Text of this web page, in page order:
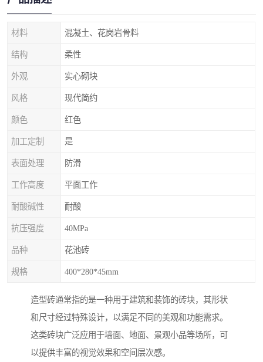
材料 混凝土、花岗岩骨料
结构 柔性
外观 实心砌块
风格 现代简约
颜色 红色
加工定制 是
表面处理 防滑
工作高度 平面工作
耐酸碱性 耐酸
抗压强度 40MPa
品种 花池砖
规格 400*280*45mm
造型砖通常指的是一种用于建筑和装饰的砖块，其形状
和尺寸经过特殊设计，以满足不同的美观和功能需求。
这类砖块广泛应用于墙面、地面、景观小品等场所，可
以提供丰富的视觉效果和空间层次感。